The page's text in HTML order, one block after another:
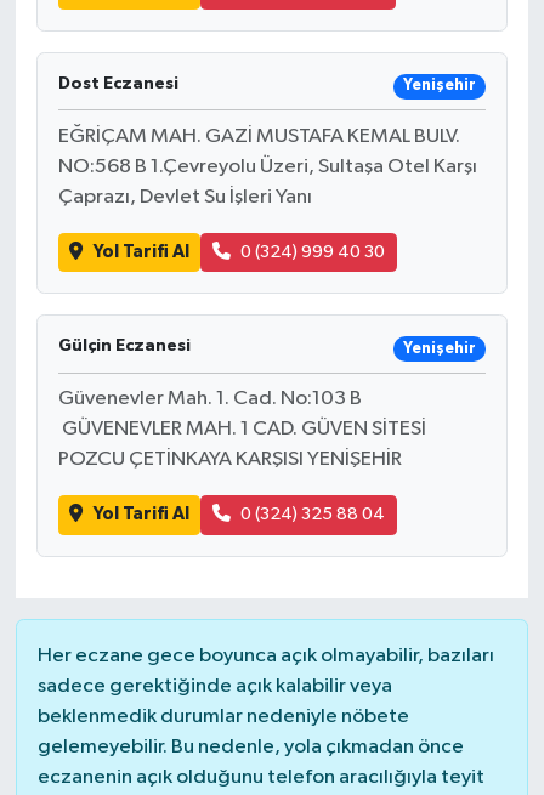
Dost Eczanesi Yenişehir
EĞRİÇAM MAH. GAZİ MUSTAFA KEMAL BULV.
NO:568 B 1.Çevreyolu Üzeri, Sultaşa Otel Karşı
Çaprazı, Devlet Su İşleri Yanı
Yol Tarifi Al 0 (324) 999 40 30
Gülçin Eczanesi Yenişehir
Güvenevler Mah. 1. Cad. No:103 B
GÜVENEVLER MAH. 1 CAD. GÜVEN SİTESİ
POZCU ÇETİNKAYA KARŞISI YENİŞEHİR
Yol Tarifi Al 0 (324) 325 88 04
Her eczane gece boyunca açık olmayabilir, bazıları
sadece gerektiğinde açık kalabilir veya
beklenmedik durumlar nedeniyle nöbete
gelemeyebilir. Bu nedenle, yola çıkmadan önce
eczanenin açık olduğunu telefon aracılığıyla teyit
DUNYA
Düzce
Eğitim
Ekonomi
Genel
Gökçebey
Kilimli
Politika
Resmi İlan